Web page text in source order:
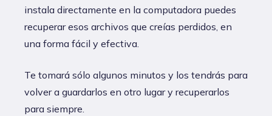
instala directamente en la computadora puedes
recuperar esos archivos que creías perdidos, en
una forma fácil y efectiva.
Te tomará sólo algunos minutos y los tendrás para
volver a guardarlos en otro lugar y recuperarlos
para siempre.